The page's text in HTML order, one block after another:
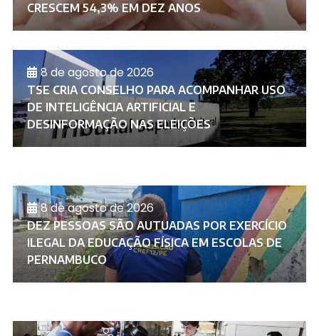
CRESCEM 54,3% EM DEZ ANOS
8 de agosto de 2026
TSE CRIA CONSELHO PARA ACOMPANHAR USO
DE INTELIGÊNCIA ARTIFICIAL E
DESINFORMAÇÃO NAS ELEIÇÕES
8 de agosto de 2026
DEZ PESSOAS SÃO AUTUADAS POR EXERCÍCIO
ILEGAL DA EDUCAÇÃO FÍSICA EM ESCOLAS DE
PERNAMBUCO